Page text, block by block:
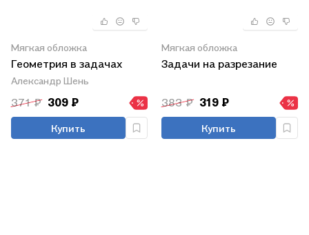
Мягкая обложка
Геометрия в задачах
Александр Шень
371 ₽ 309 ₽
Купить
Мягкая обложка
Задачи на разрезание
383 ₽ 319 ₽
Купить